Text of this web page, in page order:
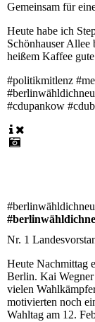
Gemeinsam für
Heute habe ich
Schönhauser
heißem Kaffee
#politikmitlenz
#cdupankow
#berlinwähldichneu
Nr. 1
Heute Nachmittag
Berlin. Kai Wegner
vielen
motivierten noch
Wahltag am 12.